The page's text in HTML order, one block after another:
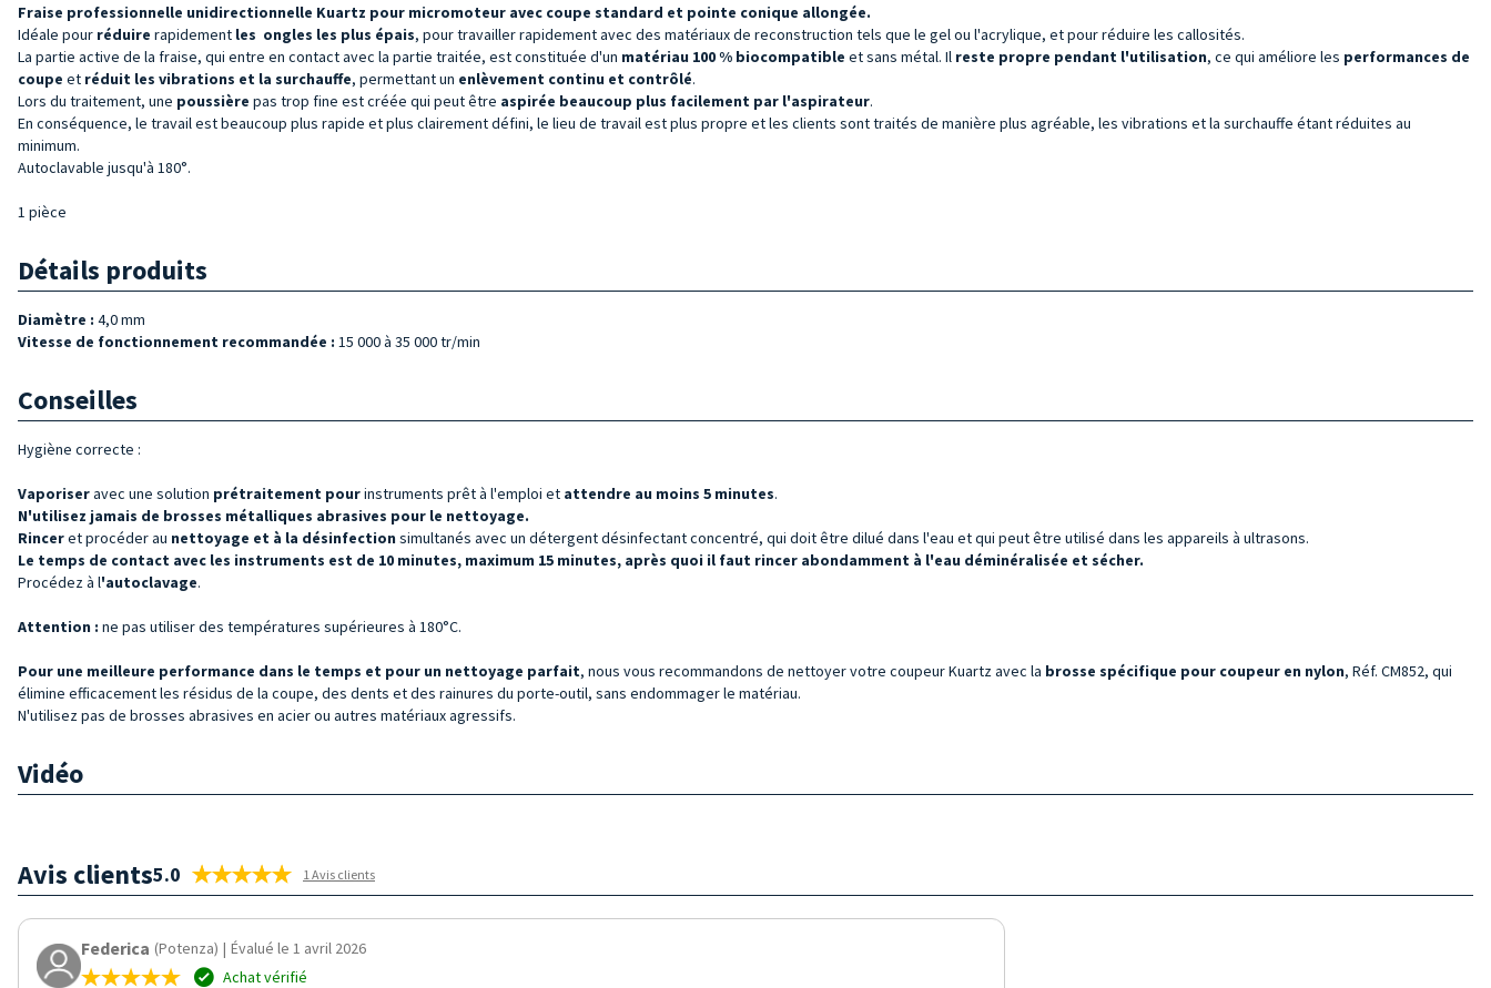
Fraise professionnelle unidirectionnelle Kuartz pour micromoteur avec coupe standard et pointe conique allongée.
Idéale pour réduire rapidement les ongles les plus épais, pour travailler rapidement avec des matériaux de reconstruction tels que le gel ou l'acrylique, et pour réduire les callosités.
La partie active de la fraise, qui entre en contact avec la partie traitée, est constituée d'un matériau 100 % biocompatible et sans métal. Il reste propre pendant l'utilisation, ce qui améliore les performances de
coupe et réduit les vibrations et la surchauffe, permettant un enlèvement continu et contrôlé.
Lors du traitement, une poussière pas trop fine est créée qui peut être aspirée beaucoup plus facilement par l'aspirateur.
En conséquence, le travail est beaucoup plus rapide et plus clairement défini, le lieu de travail est plus propre et les clients sont traités de manière plus agréable, les vibrations et la surchauffe étant réduites au
minimum.
Autoclavable jusqu'à 180°.
1 pièce
Détails produits
Diamètre : 4,0 mm
Vitesse de fonctionnement recommandée : 15 000 à 35 000 tr/min
Conseilles
Hygiène correcte :
Vaporiseravec une solution prétraitement pourinstruments prêt à l'emploi et attendre au moins 5 minutes.
N'utilisez jamais de brosses métalliques abrasives pour le nettoyage.
Rinceret procéder au nettoyage et à la désinfection simultanés avec un détergent désinfectant concentré, qui doit être dilué dans l'eau et qui peut être utilisé dans les appareils à ultrasons.
Le temps de contact avec les instruments est de 10 minutes, maximum 15 minutes, après quoi il faut rincer abondamment à l'eau déminéralisée et sécher.
Procédez à l'autoclavage.
Attention : ne pas utiliser des températures supérieures à 180°C.
Pour une meilleure performance dans le temps et pour un nettoyage parfait, nous vous recommandons de nettoyer votre coupeur Kuartz avec la brosse spécifique pour coupeur en nylon, Réf. CM852, qui
élimine efficacement les résidus de la coupe, des dents et des rainures du porte-outil, sans endommager le matériau.
N'utilisez pas de brosses abrasives en acier ou autres matériaux agressifs.
Vidéo
Avis clients5.0 1 Avis clients
Federica (Potenza) | Évalué le 1 avril 2026
Achat vérifié